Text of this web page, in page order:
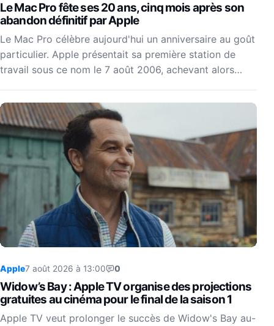
Le Mac Pro fête ses 20 ans, cinq mois après son
abandon définitif par Apple
Le Mac Pro célèbre aujourd'hui un anniversaire au goût
particulier. Apple présentait sa première station de
travail sous ce nom le 7 août 2006, achevant alors…
Apple7 août 2026 à 13:00 0
Widow’s Bay : Apple TV organise des projections
gratuites au cinéma pour le final de la saison 1
Apple TV veut prolonger le succès de Widow's Bay au-